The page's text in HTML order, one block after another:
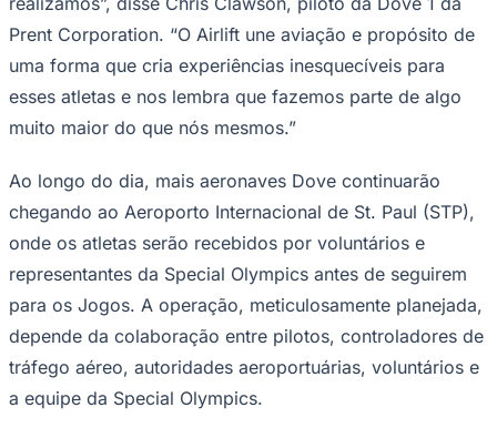
Corinthians
Prent Corporation. “O Airlift une aviação e propósito de
uma forma que cria experiências inesquecíveis para
esses atletas e nos lembra que fazemos parte de algo
muito maior do que nós mesmos.”
Ao longo do dia, mais aeronaves Dove continuarão
chegando ao Aeroporto Internacional de St. Paul (STP),
onde os atletas serão recebidos por voluntários e
representantes da Special Olympics antes de seguirem
para os Jogos. A operação, meticulosamente planejada,
depende da colaboração entre pilotos, controladores de
tráfego aéreo, autoridades aeroportuárias, voluntários e
a equipe da Special Olympics.